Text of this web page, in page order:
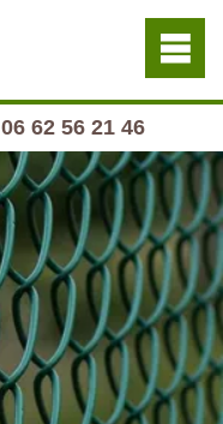
06 62 56 21 46